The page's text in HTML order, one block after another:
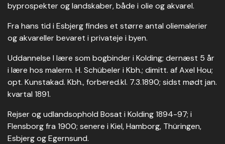
byprospekter og landskaber, både i olie og akvarel.
Fra hans tid i Esbjerg findes et større antal oliemalerier
og akvareller bevaret i privateje i byen.
Uddannelse I lære som bogbinder i Kolding; dernæst 5 år
i lære hos malerm. H. Schübeler i Kbh.; dimitt. af Axel Hou;
opt. Kunstakad. Kbh., forbered.kl. 7.3.1890; sidst mødt jan.
kvartal 1891.
Rejser og udlandsophold Bosat i Kolding 1894-97; i
Flensborg fra 1900; senere i Kiel, Hamborg, Thüringen,
Esbjerg og Egernsund.